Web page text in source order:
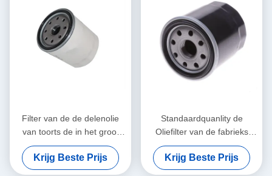
Filter van de de delenolie
van toorts de in het groot
enginge voor Japanse auto
90915-20001
Krijg Beste Prijs
Standaardquanlity de
Oliefilter van de fabrieks
Directe Hete Verkoop OE
voor Toyota 90915-YZZC5
Krijg Beste Prijs